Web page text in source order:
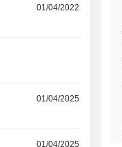
01/04/2022
01/04/2025
01/04/2025